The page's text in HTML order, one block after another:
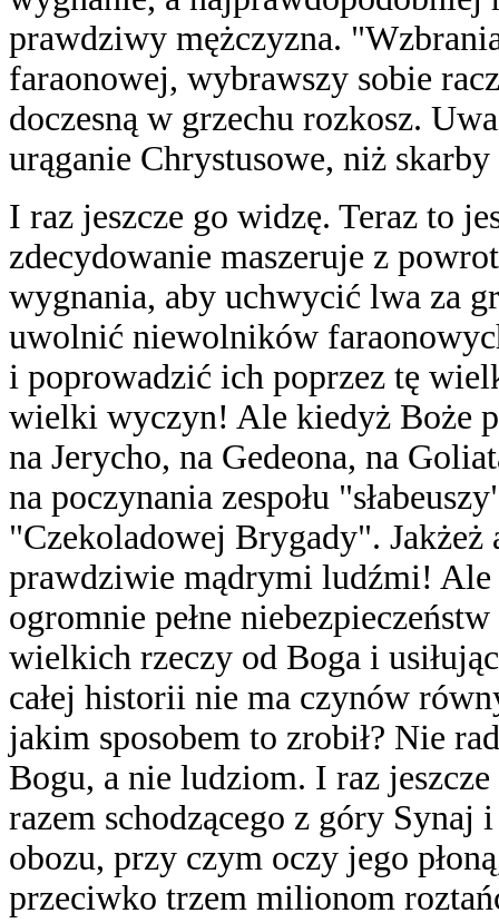
prawdziwy mężczyzna.
faraonowej, wybrawszy sobie
doczesną w grzechu rozkosz.
urąganie Chrystusowe, niż
I raz jeszcze go widzę. Teraz to
zdecydowanie maszeruje z
wygnania, aby uchwycić lwa za
uwolnić niewolników
i poprowadzić ich poprzez tę
wielki wyczyn! Ale kiedyż Boże
na Jerycho, na Gedeona, na
na poczynania zespołu
"Czekoladowej Brygady". Jakżeż
prawdziwie mądrymi ludźmi!
ogromnie pełne
wielkich rzeczy od Boga i
całej historii nie ma czynów
jakim sposobem to zrobił? Nie
Bogu, a nie ludziom. I raz
razem schodzącego z góry
obozu, przy czym oczy jego
przeciwko trzem milionom